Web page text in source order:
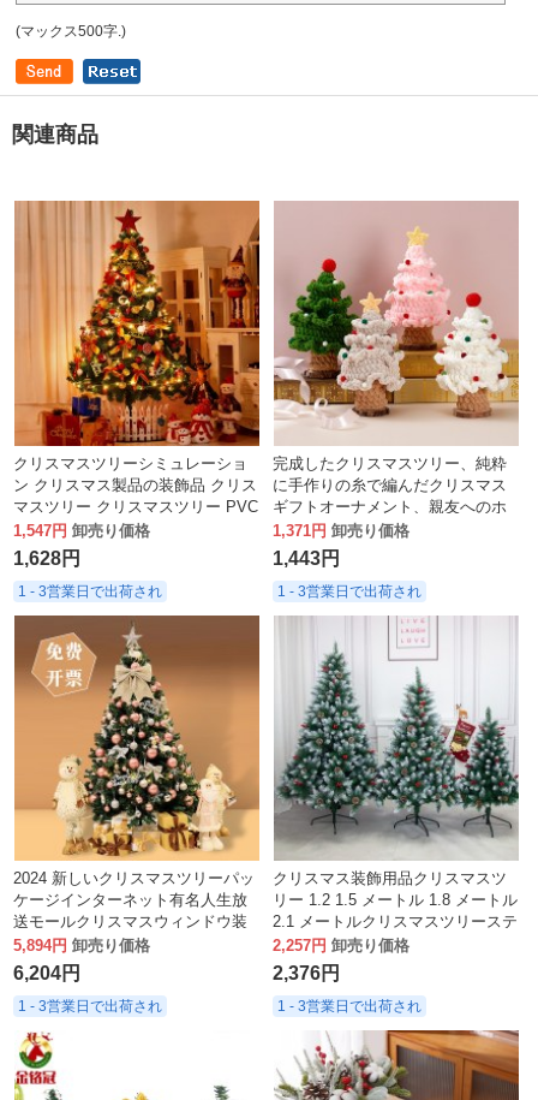
(マックス500字.)
関連商品
クリスマスツリーシミュレーショ
ン クリスマス製品の装飾品 クリス
マスツリー クリスマスツリー PVC
プラスチック グリーン LED 人工
1,547円 卸売り価格
1,628円
1 - 3営業日で出荷され
完成したクリスマスツリー、純粋
に手作りの糸で編んだクリスマス
ギフトオーナメント、親友へのホ
リデークリエイティブギフトデコ
レーション
1,371円 卸売り価格
1,443円
1 - 3営業日で出荷され
2024 新しいクリスマスツリーパッ
ケージインターネット有名人生放
送モールクリスマスウィンドウ装
飾シーンレイアウトリトルレッド
ブック
5,894円 卸売り価格
6,204円
1 - 3営業日で出荷され
クリスマス装飾用品クリスマスツ
リー 1.2 1.5 メートル 1.8 メートル
2.1 メートルクリスマスツリーステ
ィッキーホワイト暗号化クリスマ
スツリー
2,257円 卸売り価格
2,376円
1 - 3営業日で出荷され